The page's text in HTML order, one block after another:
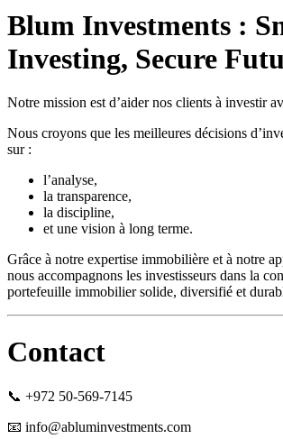
Blum Investments :
Investing, Secure
Notre mission est d’aider nos clients à investir
Nous croyons que les meilleures décisions
sur :
l’analyse,
la transparence,
la discipline,
et une vision à long terme.
Grâce à notre expertise immobilière et à notre
nous accompagnons les investisseurs dans la
portefeuille immobilier solide, diversifié et
Contact
📞 +972 50-569-7145
📧 info@abluminvestments.com